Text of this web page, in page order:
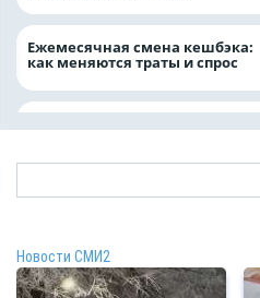
Ежемесячная смена кешбэка:
как меняются траты и спрос
Новости СМИ2